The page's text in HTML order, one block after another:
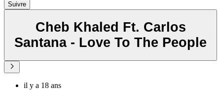
Suivre
Cheb Khaled Ft. Carlos
Santana - Love To The People
il y a 18 ans